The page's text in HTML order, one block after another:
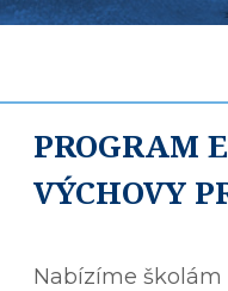
PROGRAM
VÝCHOVY
Nabízíme školám